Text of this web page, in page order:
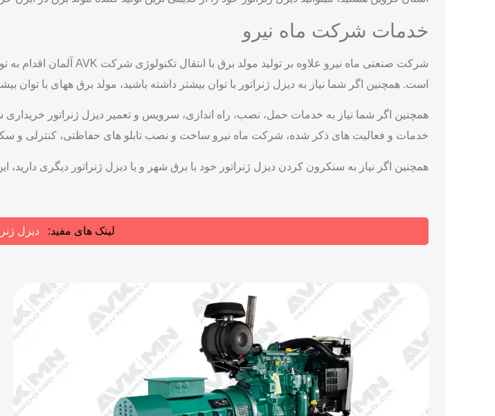
خدمات شرکت ماه نیرو
است. همچنین اگر شما نیاز به دیزل ژنراتور با توان بیشتر داشته باشید، مولد برق ههای با
همچنین اگر شما نیاز به خدمات حمل، نصب، راه اندازی، سرویس و تعمیر دیزل ژنراتور خریداری
خدمات و فعالیت های ذکر شده، شرکت ماه نیرو ساخت و نصب تابلو های حفاظتی، کنترلی و
همچنین اگر نیاز به سنکرون کردن دیزل ژنراتور خود با برق شهر و یا دیزل ژنراتور دیگری دارید،
لینک های مفید: دیزل